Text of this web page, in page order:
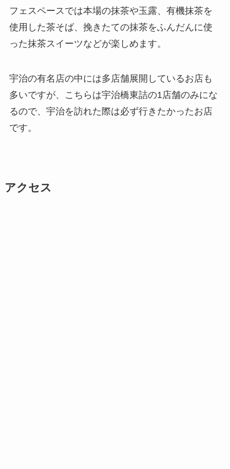
フェスペースでは本場の抹茶や玉露、有機抹茶を
使用した茶そば、挽きたての抹茶をふんだんに使
った抹茶スイーツなどが楽しめます。
宇治の有名店の中には多店舗展開しているお店も
多いですが、こちらは宇治橋東詰の1店舗のみにな
るので、宇治を訪れた際は必ず行きたかったお店
です。
アクセス